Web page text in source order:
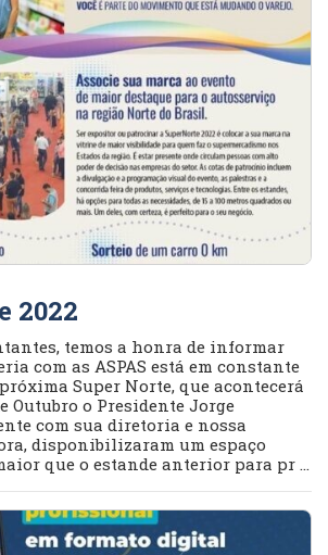
2022
temos a honra de informar
com as ASPAS está em constante
Super Norte, que acontecerá
Outubro o Presidente Jorge
com sua diretoria e nossa
disponibilizaram um espaço
que o estande anterior para pr ...